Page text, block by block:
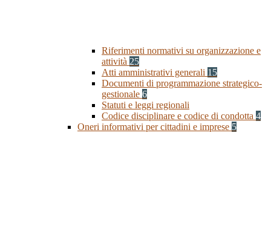
Riferimenti normativi su organizzazione e
attività 25
Atti amministrativi generali 15
Documenti di programmazione strategico-
gestionale 6
Statuti e leggi regionali
Codice disciplinare e codice di condotta 4
Oneri informativi per cittadini e imprese 5